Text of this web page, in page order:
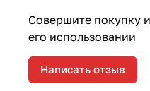
Совершите покупку
его использовании
Написать отзыв